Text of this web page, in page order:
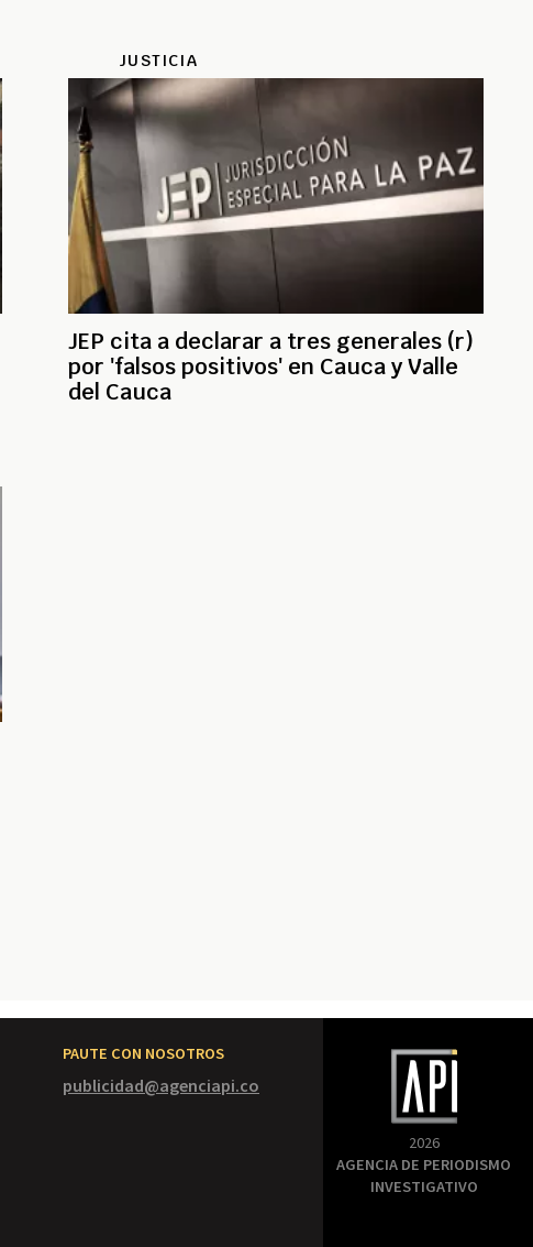
JUSTICIA
JEP cita a declarar a tres generales (r)
por 'falsos positivos' en Cauca y Valle
del Cauca
PAUTE CON NOSOTROS
publicidad@agenciapi.co
2026
AGENCIA DE PERIODISMO
INVESTIGATIVO